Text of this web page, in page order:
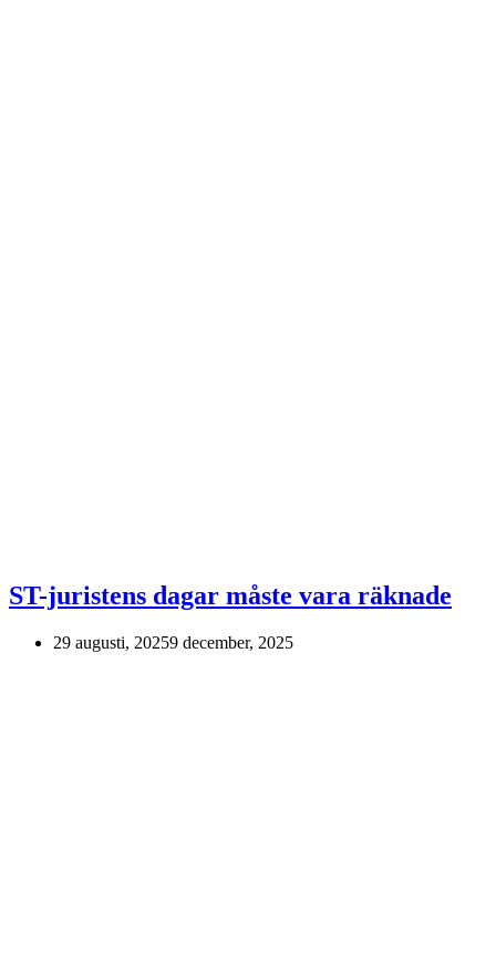
ST-juristens dagar måste vara räknade
29 augusti, 20259 december, 2025